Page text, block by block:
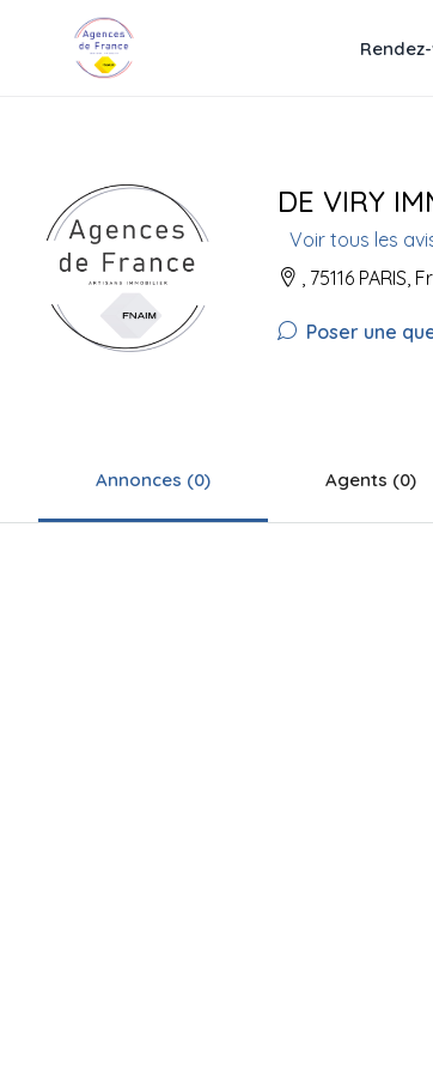
DE VIRY
Voir tous les
, 75116 PARIS,
Poser une
Annonces (0) Agents (0)